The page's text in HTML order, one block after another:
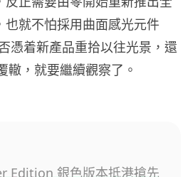
也就不怕採用曲面感光元件
憑着新產品重拾以往光景，還
，就要繼續觀察了。
Edition 銀色版本抵港搶先